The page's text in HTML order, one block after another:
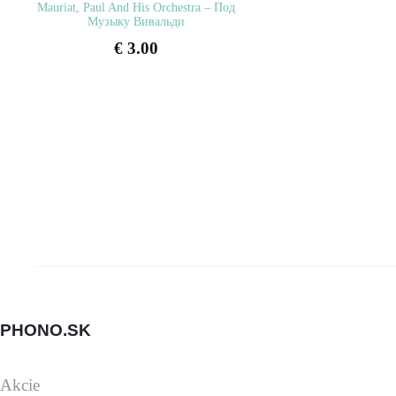
Mauriat, Paul And His Orchestra – Под
Музыку Вивальди
€ 3.00
PHONO.SK
Akcie